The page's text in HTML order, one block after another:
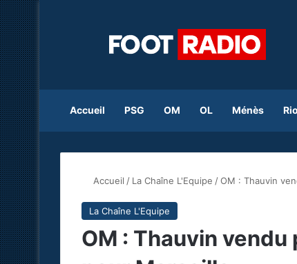
Accueil PSG OM OL Ménès
Accueil / La Chaîne L'Equipe /OM : Thauvin
La Chaîne L'Equipe
OM : Thauvin vendu